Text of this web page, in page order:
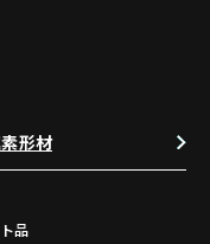
形材
品